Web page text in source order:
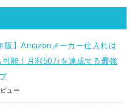
版】Amazonメーカー仕入れは
可能！月利50万を達成する最強
ュー